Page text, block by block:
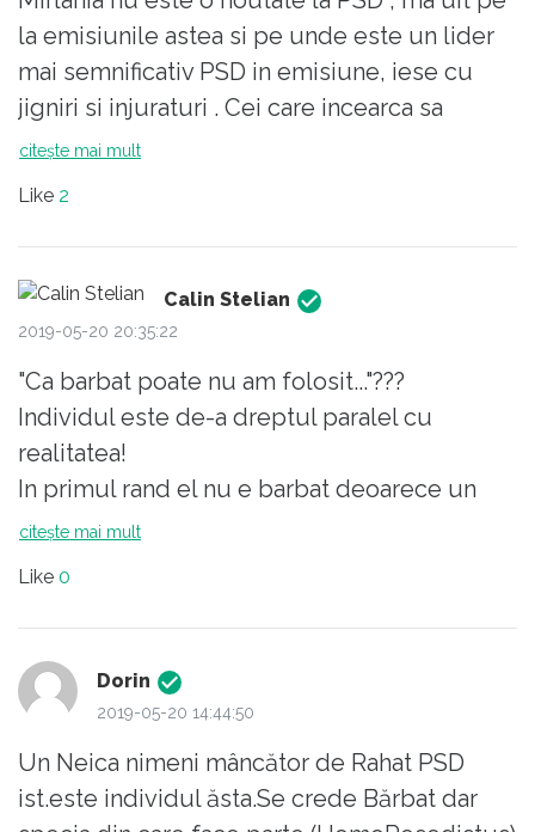
la emisiunile astea si pe unde este un lider
mai semnificativ PSD in emisiune, iese cu
jigniri si injuraturi . Cei care incearca sa
mentina un limbaj decent ii numeri pe
sesizeaza, este modul cum vorbesc ei de
banii contribuabililor ca si cum i-ar fi adus de
la mamicile lor de acasa. Noi finantam ,
nimic, ca nu sunt banii vostri, ci AI NOSTRI !
Stiu ca asa s-au obisnuit , dar se pare ca nici
noi nu constientizam ca oricare din platitorii
de taxe din Romania are mai multe drepturi
decit oricare din cotofenele si ineptii din
guvern si parlament.
De asemenea in numele acestei gestiuni (
pozitive se asuma) primesc salarii din acelasi
buget colectat din taxe , imprumuturi si
fonduri nerambursabile.
citește mai mult
Like 2
Calin Stelian
2019-05-20 20:35:22
"Ca barbat poate nu am folosit..."???
Individul este de-a dreptul paralel cu
realitatea!
In primul rand el nu e barbat deoarece un
barbat nu
sa vina la el ca sa-si ceara scuze ci el face
acvest gest din decenta elementara.
Sigur,decenta pentru PSDisti este un
citește mai mult
Like 0
Dorin
2019-05-20 14:44:50
Un Neica nimeni mâncător de Rahat PSD
ist.este individul ăsta.Se crede Bărbat dar